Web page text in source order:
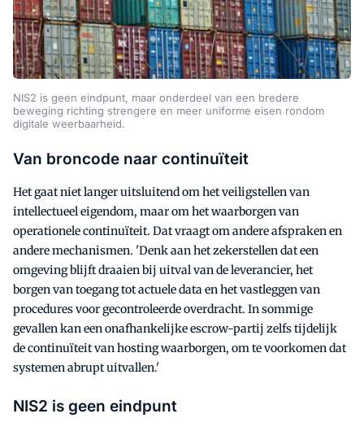
NIS2 is geen eindpunt, maar onderdeel van een bredere
beweging richting strengere en meer uniforme eisen rondom
digitale weerbaarheid.
Van broncode naar continuïteit
Het gaat niet langer uitsluitend om het veiligstellen van
intellectueel eigendom, maar om het waarborgen van
operationele continuïteit. Dat vraagt om andere afspraken en
andere mechanismen. 'Denk aan het zekerstellen dat een
omgeving blijft draaien bij uitval van de leverancier, het
borgen van toegang tot actuele data en het vastleggen van
procedures voor gecontroleerde overdracht. In sommige
gevallen kan een onafhankelijke escrow-partij zelfs tijdelijk
de continuïteit van hosting waarborgen, om te voorkomen dat
systemen abrupt uitvallen.'
NIS2 is geen eindpunt